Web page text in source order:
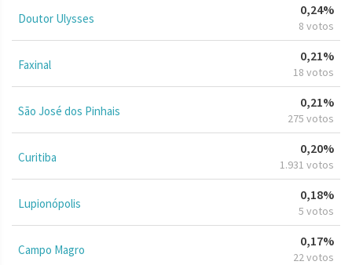
Doutor Ulysses
0,24%
8 votos
Faxinal
0,21%
18 votos
São José dos Pinhais
0,21%
275 votos
Curitiba
0,20%
1.931 votos
Lupionópolis
0,18%
5 votos
Campo Magro
0,17%
22 votos